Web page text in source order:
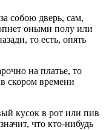
собою дверь, сам,
оными полу или
то есть, опять
на платье, то
скором времени
кусок в рот или пив
что кто-нибудь